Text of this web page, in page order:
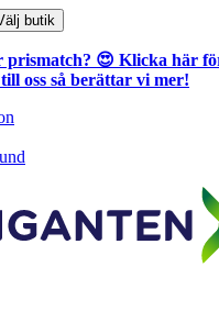
butik
prismatch? 😍 Klicka här
oss så berättar vi mer!